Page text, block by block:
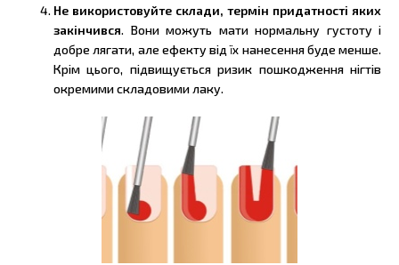
Не використовуйте склади, термін придатності яких
закінчився. Вони можуть мати нормальну густоту і
добре лягати, але ефекту від їх нанесення буде менше.
Крім цього, підвищується ризик пошкодження нігтів
окремими складовими лаку.